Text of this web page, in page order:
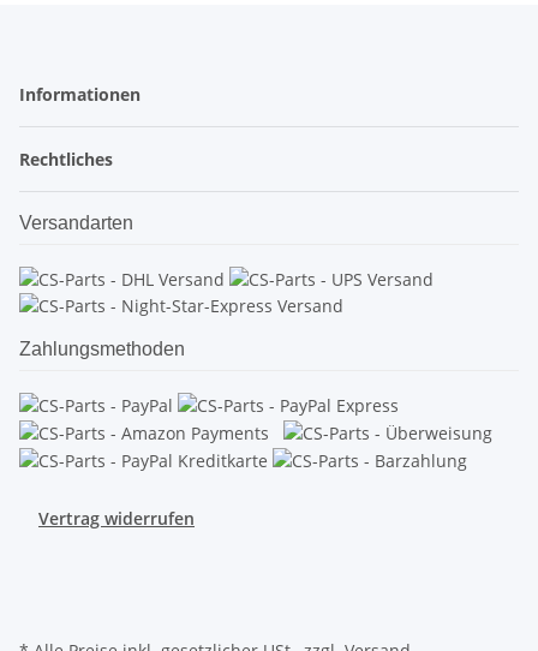
Informationen
Rechtliches
Versandarten
Zahlungsmethoden
Vertrag widerrufen